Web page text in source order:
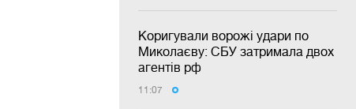
Коригували ворожі удари по
Миколаєву: СБУ затримала двох
агентів рф
11:07